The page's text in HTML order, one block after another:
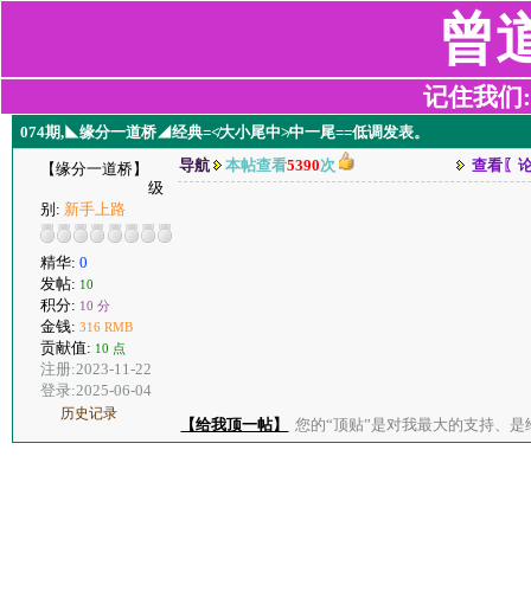
曾
记住我们
074期,◣缘分一道桥◢经典=≮大小尾中≯中一尾==低调发表。
【缘分一道桥】
级
别: 新手上路
精华: 0
发帖: 10
积分: 10 分
金钱: 316 RMB
贡献值: 10 点
注册:2023-11-22
登录:2025-06-04
历史记录
导航 本帖查看5390次 查看〖
【给我顶一帖】 您的“顶贴”是对我最大的支持、